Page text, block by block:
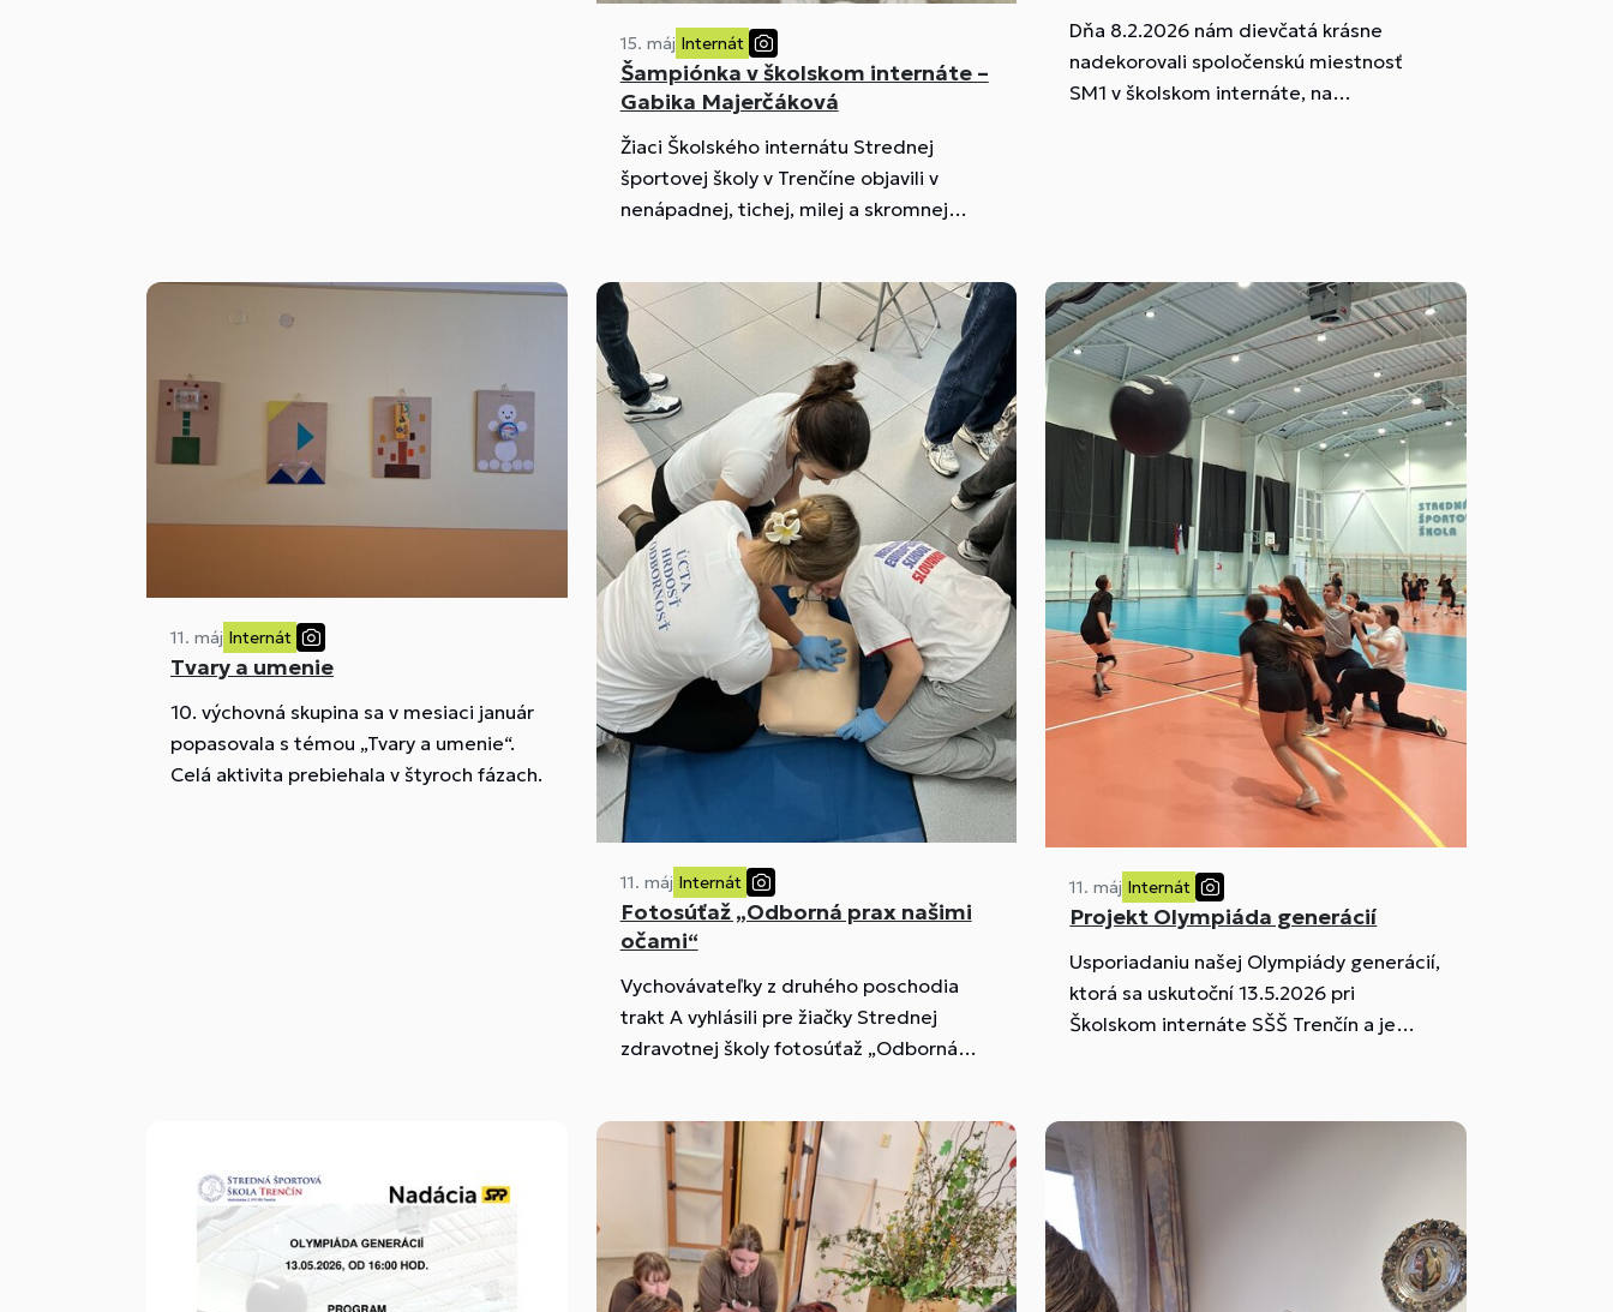
15. máj Internát
Šampiónka v školskom internáte –
Gabika Majerčáková
Žiaci Školského internátu Strednej
športovej školy v Trenčíne objavili v
nenápadnej, tichej, milej a skromnej
Dňa 8.2.2026 nám dievčatá krásne
nadekorovali spoločenskú miestnosť
SM1 v školskom internáte, na
11. máj Internát
Tvary a umenie
10. výchovná skupina sa v mesiaci január
popasovala s témou „Tvary a umenie“.
Celá aktivita prebiehala v štyroch fázach.
11. máj Internát
Fotosúťaž „Odborná prax našimi
očami“
Vychovávateľky z druhého poschodia
trakt A vyhlásili pre žiačky Strednej
zdravotnej školy fotosúťaž „Odborná
zdravotníckeho prostredia, ktoré sa
stalo súčasťou ich každodenného života
počas odbornej praxe. Fotografie
zobrazujú ich odbornú činnosť v
ambulanciách, v laboratóriách,
zachytávajú aj svet pod mikroskopom,
11. máj Internát
Projekt Olympiáda generácií
Usporiadaniu našej Olympiády generácií,
ktorá sa uskutoční 13.5.2026 pri
Školskom internáte SŠŠ Trenčín a je
ktorých cieľom bola podpora zdravého
životného štýlu, rozvoj organizačných
schopností, zdokonalenie technických,
manuálnych a kreatívnych zručností
žiakov, podpora kladného vzťahu k
životnému prostrediu.